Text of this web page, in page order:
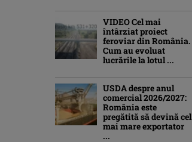
VIDEO Cel mai
întârziat proiect
feroviar din România.
Cum au evoluat
lucrările la lotul ...
USDA despre anul
comercial 2026/2027:
România este
pregătită să devină cel
mai mare exportator
...